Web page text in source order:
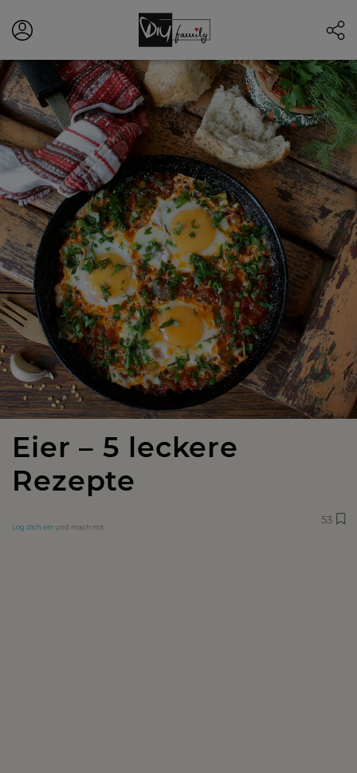
Eier – 5 leckere
Rezepte
Log dich ein und mach mit
53